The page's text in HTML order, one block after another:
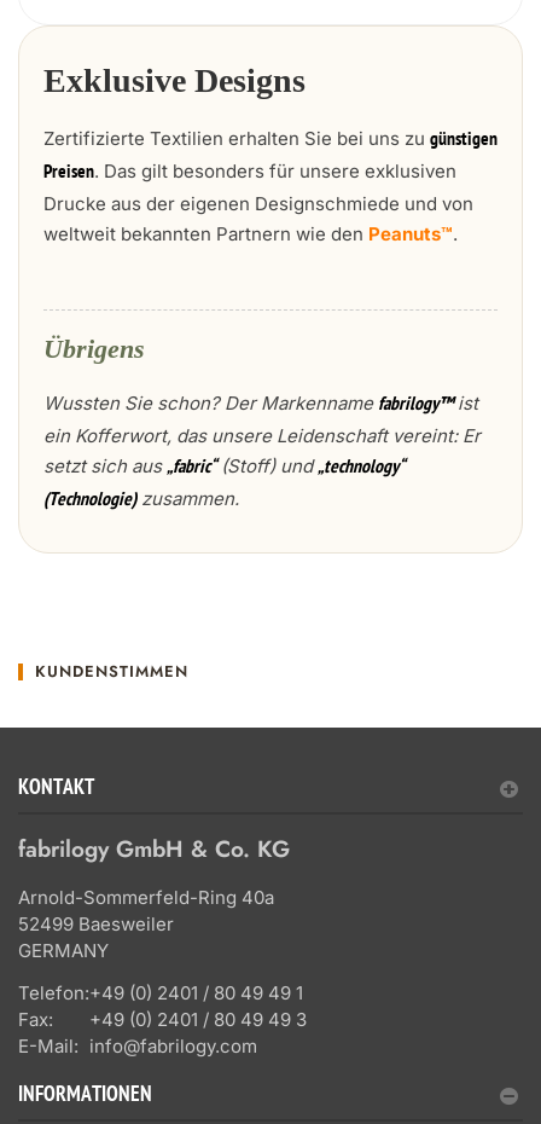
Exklusive Designs
Zertifizierte Textilien erhalten Sie bei uns zu günstigen
Preisen. Das gilt besonders für unsere exklusiven
Drucke aus der eigenen Designschmiede und von
weltweit bekannten Partnern wie den Peanuts™.
Übrigens
Wussten Sie schon? Der Markenname fabrilogy™ist
ein Kofferwort, das unsere Leidenschaft vereint: Er
setzt sich aus„fabric“(Stoff) und„technology“
(Technologie)zusammen.
KUNDENSTIMMEN
KONTAKT
fabrilogy GmbH & Co. KG
Arnold-Sommerfeld-Ring 40a
52499 Baesweiler
GERMANY
Telefon:+49 (0) 2401 / 80 49 49 1
Fax:
+49 (0) 2401 / 80 49 49 3
E-Mail: info@fabrilogy.com
INFORMATIONEN